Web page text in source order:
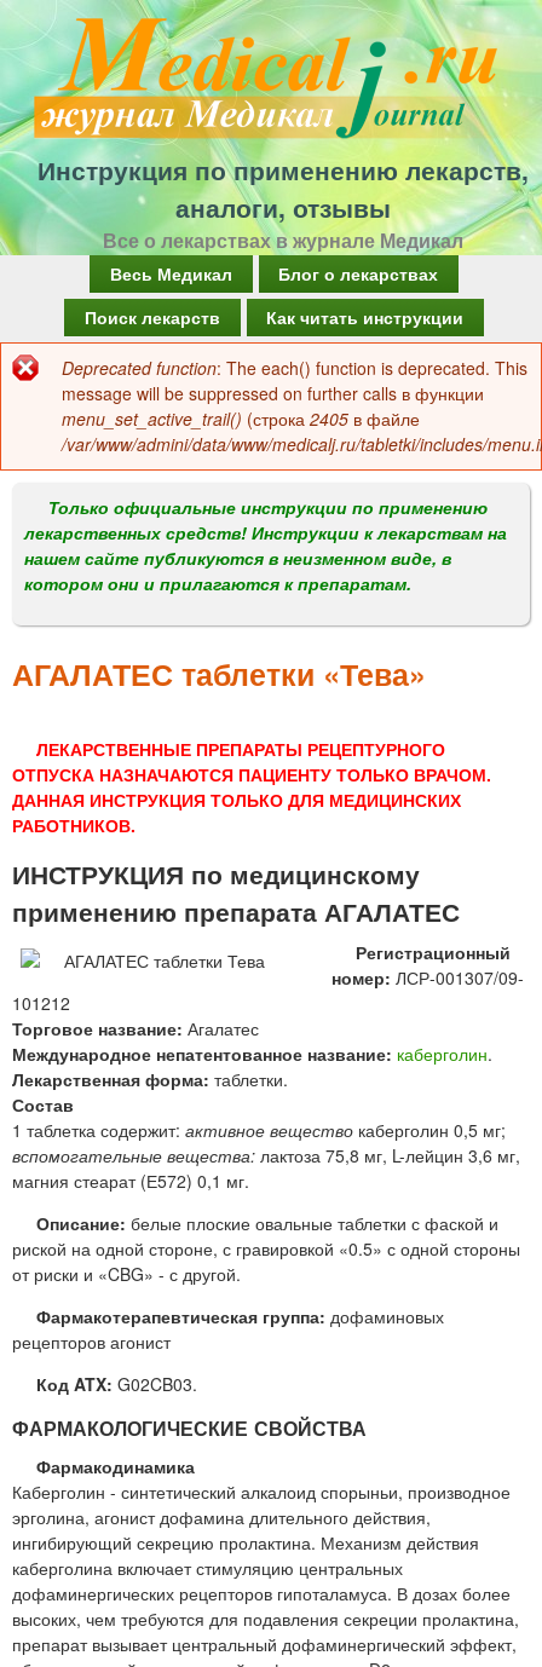
Перейти
к
основному
содержанию
Инструкция по применению лекарств,
аналоги, отзывы
Все о лекарствах в журнале Медикал
а
в
о
м
е
н
Весь Медикал
Блог о лекарствах
Поиск лекарств
Как читать инструкции
Сообщение
об
ошибке
Deprecated function: The each() function is deprecated. This
message will be suppressed on further calls в функции
menu_set_active_trail() (строка 2405 в файле
/var/www/admini/data/www/medicalj.ru/tabletki/includes/
Только официальные инструкции по применению
лекарственных средств! Инструкции к лекарствам на
нашем сайте публикуются в неизменном виде, в
котором они и прилагаются к препаратам.
АГАЛАТЕС таблетки «Тева»
ЛЕКАРСТВЕННЫЕ ПРЕПАРАТЫ РЕЦЕПТУРНОГО
ОТПУСКА НАЗНАЧАЮТСЯ ПАЦИЕНТУ ТОЛЬКО ВРАЧОМ.
ДАННАЯ ИНСТРУКЦИЯ ТОЛЬКО ДЛЯ МЕДИЦИНСКИХ
РАБОТНИКОВ.
ИНСТРУКЦИЯ по медицинскому
применению препарата АГАЛАТЕС
Регистрационный
номер: ЛСР-001307/09-
101212
Торговое название: Агалатес
Международное непатентованное название: каберголин.
Лекарственная форма: таблетки.
Состав
1 таблетка содержит: активное вещество каберголин 0,5 мг;
вспомогательные вещества: лактоза 75,8 мг, L-лейцин 3,6 мг,
магния стеарат (Е572) 0,1 мг.
Описание: белые плоские овальные таблетки с фаской и
риской на одной стороне, с гравировкой «0.5» с одной стороны
от риски и «CBG» - с другой.
Фармакотерапевтическая группа: дофаминовых
рецепторов агонист
Код ATX: G02CB03.
ФАРМАКОЛОГИЧЕСКИЕ СВОЙСТВА
Фармакодинамика
Каберголин - синтетический алкалоид спорыньи, производное
эрголина, агонист дофамина длительного действия,
ингибирующий секрецию пролактина. Механизм действия
каберголина включает стимуляцию центральных
дофаминергических рецепторов гипоталамуса. В дозах более
высоких, чем требуются для подавления секреции пролактина,
препарат вызывает центральный дофаминергический эффект,